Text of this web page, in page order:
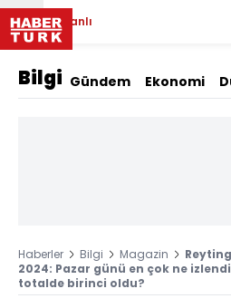
Canlı
Bilgi Gündem Ekonomi
Haberler Bilgi Magazin
2024: Pazar günü en çok ne
totalde birinci oldu?